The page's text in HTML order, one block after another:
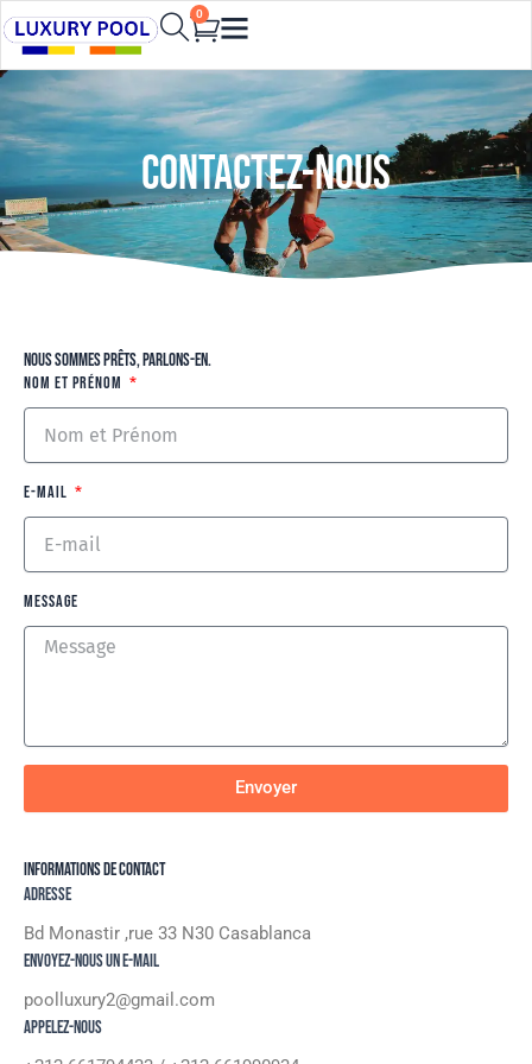
Aller
au
contenu
0
Cart
Contactez-nous
Nous sommes prêts, parlons-en.
Nom et Prénom
E-mail
Message
Envoyer
Informations De Contact
Adresse​
Bd Monastir ,rue 33 N30 Casablanca
Envoyez-nous un e-mail
poolluxury2@gmail.com
Appelez-nous